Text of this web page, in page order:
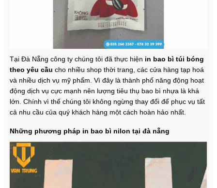
Tại Đà Nẵng công ty chúng tôi đã thực hiện in bao bì túi bóng
theo yêu cầu cho nhiều shop thời trang, các cửa hàng tạp hoá
và nhiều dịch vụ mỹ phẩm. Vì đây là thành phố năng động hoạt
động dịch vụ cực mạnh nên lượng tiêu thụ bao bì nhựa là khá
lớn. Chính vì thế chúng tôi không ngừng thay đổi để phục vụ tất
cả nhu cầu của quý khách hàng một cách hoàn hảo nhất.
Những phương pháp in bao bì nilon tại đà nẵng